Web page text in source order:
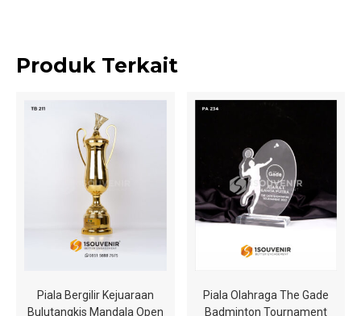
Produk Terkait
Piala Bergilir Kejuaraan
Bulutangkis Mandala Open
Piala Olahraga The Gade
Badminton Tournament